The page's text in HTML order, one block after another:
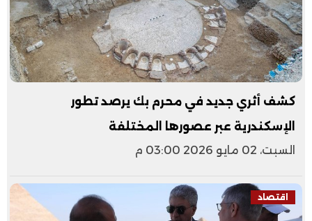
كشف أثري جديد في محرم بك يرصد تطور
الإسكندرية عبر عصورها المختلفة
السبت، 02 مايو 2026 03:00 م
اقتصاد